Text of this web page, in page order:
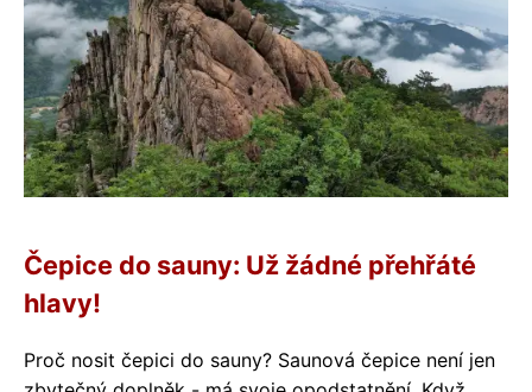
Čepice do sauny: Už žádné přehřáté
hlavy!
Proč nosit čepici do sauny? Saunová čepice není jen